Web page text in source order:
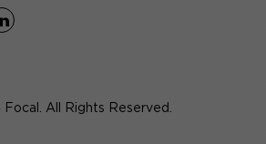
linkedin
All Rights Reserved.